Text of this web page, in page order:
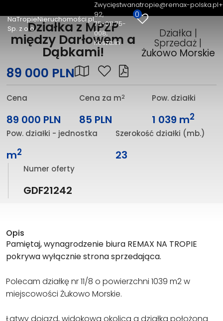
NaTropieNieruchomości.pl
Sp. z o.o.
Zwycięstwa
92
75-011 75-
008,
Koszalin
natropie@remax-polska.pl
0
Działka z MPZP
między Darłowem a
Dąbkami!
Działka |
Sprzedaż |
Żukowo Morskie
89 000 PLN
Cena
89 000 PLN
Cena za m2
85 PLN
Pow. działki
1 039 m2
Pow. działki - jednostka
m2
Szerokość działki (mb.)
23
Numer oferty
GDF21242
Opis
Pamiętaj, wynagrodzenie biura REMAX NA TROPIE
pokrywa wyłącznie strona sprzedająca.
Polecam działkę nr 11/8 o powierzchni 1039 m2 w
miejscowości Żukowo Morskie.